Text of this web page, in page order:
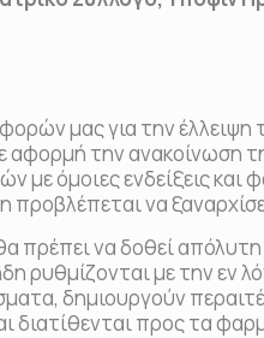
μας για την
αφορμή την ανακοίνωση
με όμοιες ενδείξεις
προβλέπεται να
πρέπει να δοθεί
ρυθμίζονται με την
δημιουργούν
διατίθενται προς τα